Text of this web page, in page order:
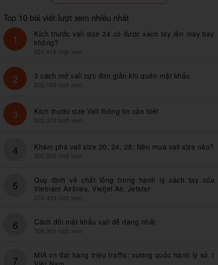
Top 10 bài viết lượt xem nhiều nhất
1
Kích thước vali size 24 có được xách tay lên máy bay
không?
621,418 lượt xem
2 3 cách mở vali cực đơn giản khi quên mật khẩu
602,162 lượt xem
3 Kích thước size Vali thông tin cần biết
522,303 lượt xem
4 Khám phá vali size 20, 24, 28: Nên mua vali size nào?
500,923 lượt xem
5
Quy định về chất lỏng trong hành lý xách tay của
Vietnam Airlines, Vietjet Air, Jetstar
374,439 lượt xem
6 Cách đổi mật khẩu vali dễ dàng nhất
308,001 lượt xem
7
MIA.vn đạt hàng triệu traffic: vương quốc hành lý số 1